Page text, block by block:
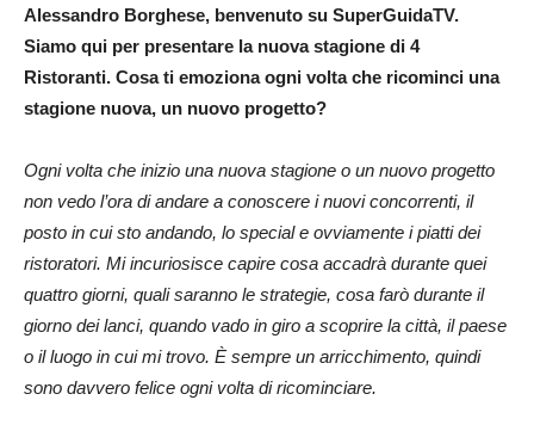
Alessandro Borghese, benvenuto su SuperGuidaTV.
Siamo qui per presentare la nuova stagione di 4
Ristoranti. Cosa ti emoziona ogni volta che ricominci una
stagione nuova, un nuovo progetto?
Ogni volta che inizio una nuova stagione o un nuovo progetto
non vedo l’ora di andare a conoscere i nuovi concorrenti, il
posto in cui sto andando, lo special e ovviamente i piatti dei
ristoratori. Mi incuriosisce capire cosa accadrà durante quei
quattro giorni, quali saranno le strategie, cosa farò durante il
giorno dei lanci, quando vado in giro a scoprire la città, il paese
o il luogo in cui mi trovo. È sempre un arricchimento, quindi
sono davvero felice ogni volta di ricominciare.